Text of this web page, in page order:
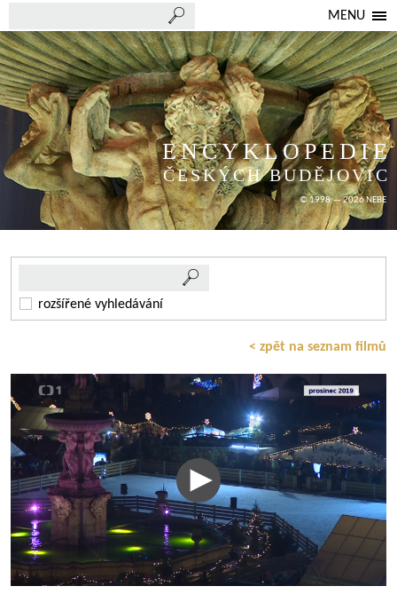
MENU
ENCYKLOPEDIE
ČESKÝCH BUDĚJOVIC
© 1998 — 2026 NEBE
rozšířené vyhledávání
< zpět na seznam filmů